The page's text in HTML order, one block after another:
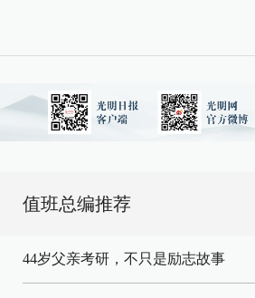
值班总编推荐
44岁父亲考研，不只是励志故事